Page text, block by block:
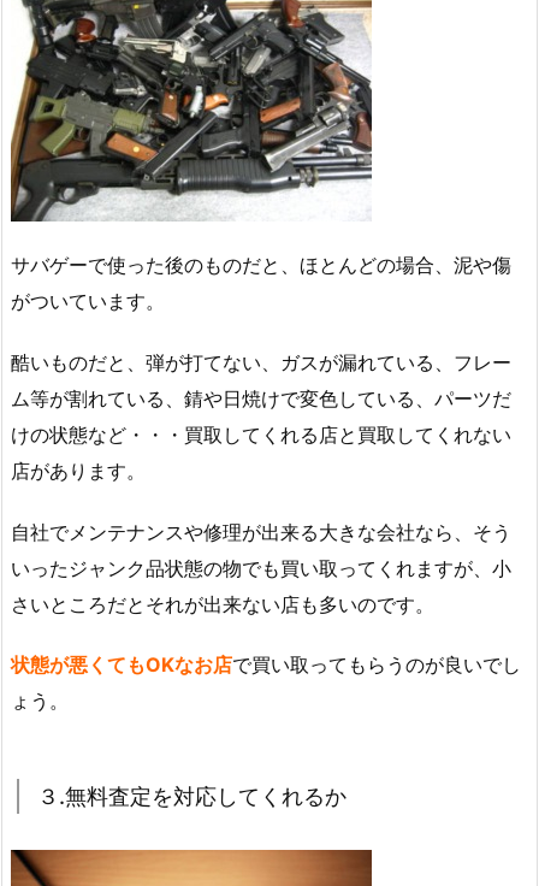
サバゲーで使った後のものだと、ほとんどの場合、泥や傷
がついています。
酷いものだと、弾が打てない、ガスが漏れている、フレー
ム等が割れている、錆や日焼けで変色している、パーツだ
けの状態など・・・買取してくれる店と買取してくれない
店があります。
自社でメンテナンスや修理が出来る大きな会社なら、そう
いったジャンク品状態の物でも買い取ってくれますが、小
さいところだとそれが出来ない店も多いのです。
状態が悪くてもOKなお店で買い取ってもらうのが良いでし
ょう。
３.無料査定を対応してくれるか